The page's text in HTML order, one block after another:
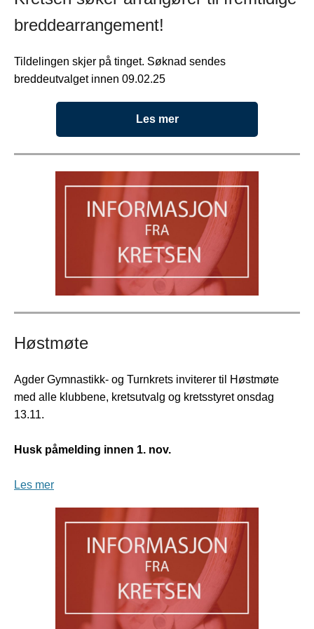
breddearrangement!
Tildelingen skjer på tinget. Søknad sendes
breddeutvalget innen 09.02.25
Les mer
Høstmøte
Agder Gymnastikk- og Turnkrets inviterer til Høstmøte
med alle klubbene, kretsutvalg og kretsstyret onsdag
13.11.
Husk påmelding innen 1. nov.
Les mer